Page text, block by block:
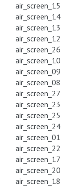
air_screen_15
air_screen_14
air_screen_13
air_screen_12
air_screen_26
air_screen_10
air_screen_09
air_screen_08
air_screen_27
air_screen_23
air_screen_25
air_screen_24
air_screen_01
air_screen_22
air_screen_17
air_screen_20
air_screen_18